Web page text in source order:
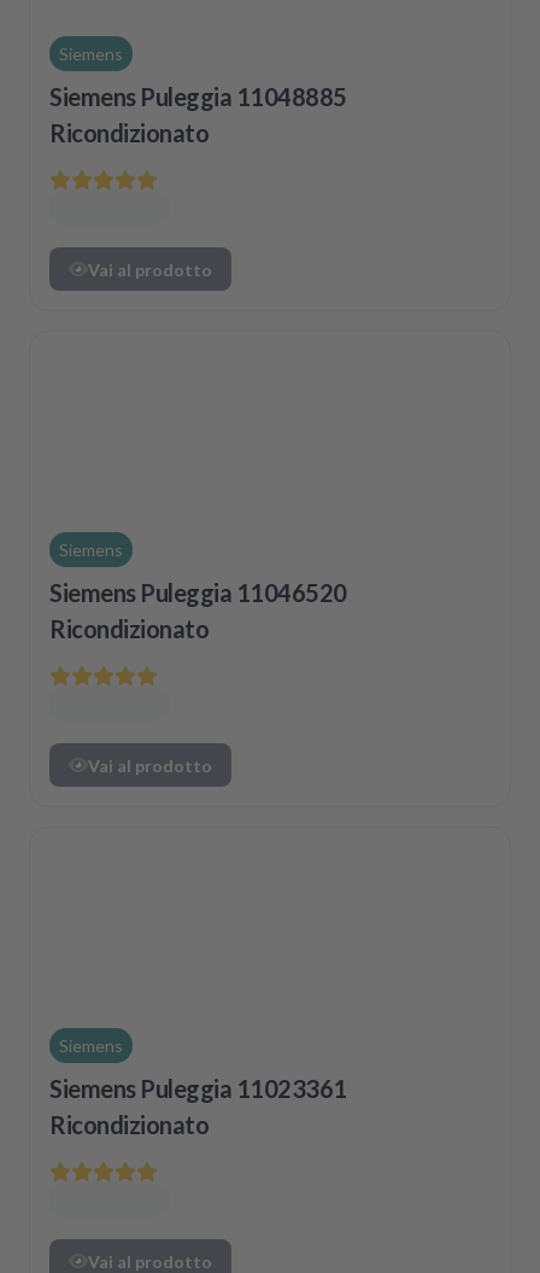
Siemens
Siemens Puleggia 11048885
Ricondizionato
Vai al prodotto
Siemens
Siemens Puleggia 11046520
Ricondizionato
Vai al prodotto
Siemens
Siemens Puleggia 11023361
Ricondizionato
Vai al prodotto